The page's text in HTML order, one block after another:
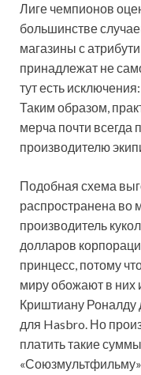
Лиге чемпионов
большинстве
магазины с
принадлежат не
тут есть
Таким образом,
мерча почти всегда
производителю
Подобная схема
распространена во
производитель
долларов
принцесс, потому
миру обожают в них
Криштиану Роналду
для Hasbro. Но
платить такие